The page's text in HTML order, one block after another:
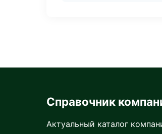
Справочник
Актуальный каталог